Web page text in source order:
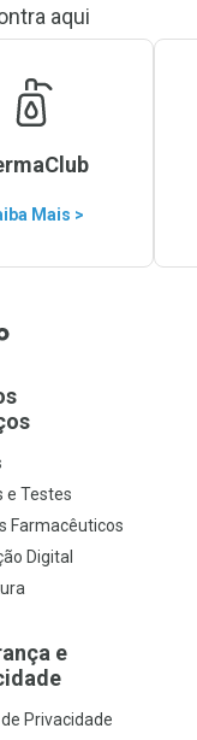
aqui
Mais >
e Testes
Farmacêuticos
Digital
e
Privacidade